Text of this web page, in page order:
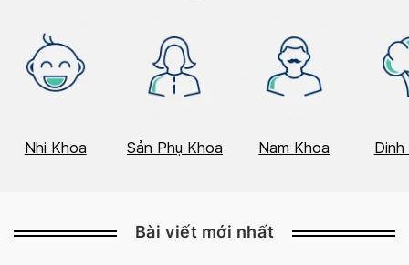
Nhi Khoa Sản Phụ Khoa Nam Khoa Dinh
Bài viết mới nhất